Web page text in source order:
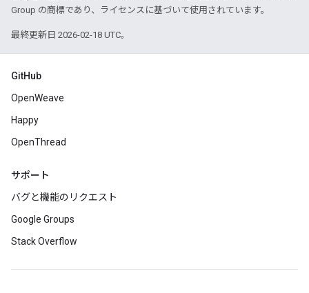
Group の商標であり、ライセンスに基づいて使用されています。
最終更新日 2026-02-18 UTC。
GitHub
OpenWeave
Happy
OpenThread
サポート
バグと機能のリクエスト
Google Groups
Stack Overflow